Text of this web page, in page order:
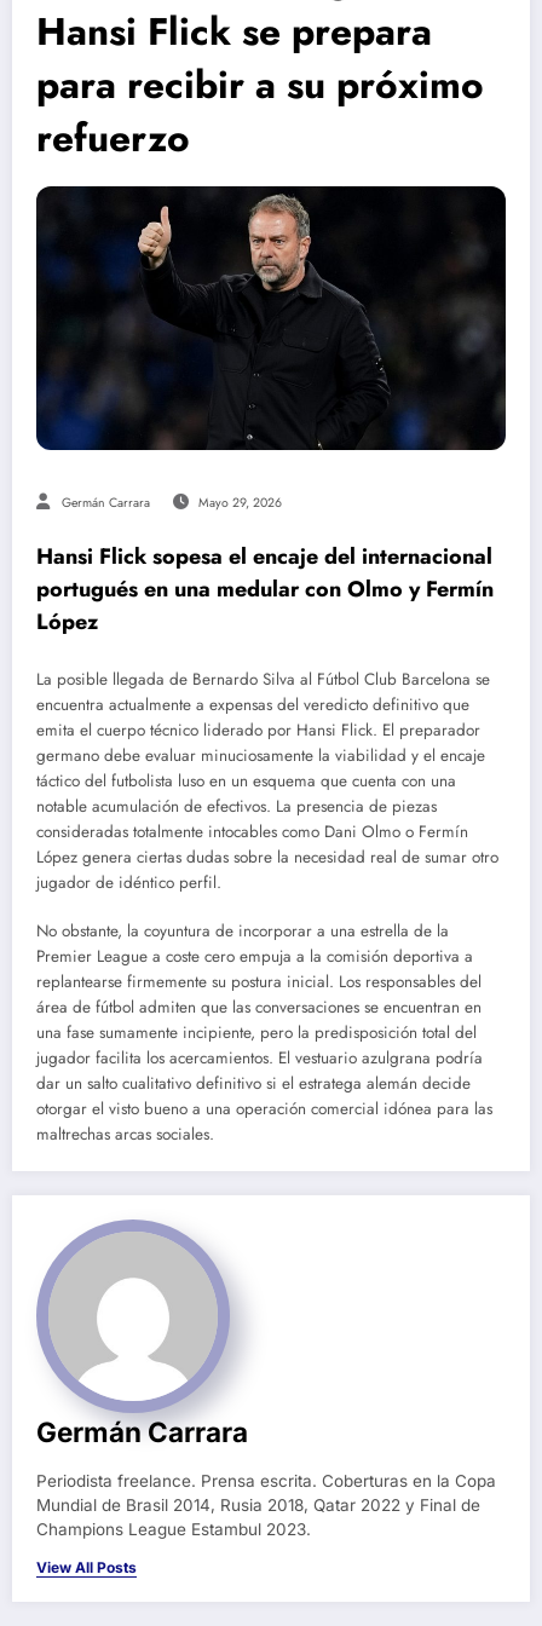
Hansi Flick se prepara
para recibir a su próximo
refuerzo
Germán Carrara Mayo 29, 2026
Hansi Flick sopesa el encaje del internacional
portugués en una medular con Olmo y Fermín
López
La posible llegada de Bernardo Silva al Fútbol Club Barcelona se
encuentra actualmente a expensas del veredicto definitivo que
emita el cuerpo técnico liderado por Hansi Flick. El preparador
germano debe evaluar minuciosamente la viabilidad y el encaje
táctico del futbolista luso en un esquema que cuenta con una
notable acumulación de efectivos. La presencia de piezas
consideradas totalmente intocables como Dani Olmo o Fermín
López genera ciertas dudas sobre la necesidad real de sumar otro
jugador de idéntico perfil.
No obstante, la coyuntura de incorporar a una estrella de la
Premier League a coste cero empuja a la comisión deportiva a
replantearse firmemente su postura inicial. Los responsables del
área de fútbol admiten que las conversaciones se encuentran en
una fase sumamente incipiente, pero la predisposición total del
jugador facilita los acercamientos. El vestuario azulgrana podría
dar un salto cualitativo definitivo si el estratega alemán decide
otorgar el visto bueno a una operación comercial idónea para las
maltrechas arcas sociales.
Germán Carrara
Periodista freelance. Prensa escrita. Coberturas en la Copa
Mundial de Brasil 2014, Rusia 2018, Qatar 2022 y Final de
Champions League Estambul 2023.
View All Posts